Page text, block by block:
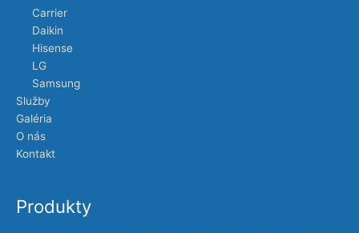
Carrier
Daikin
Hisense
LG
Samsung
Služby
Galéria
O nás
Kontakt
Produkty